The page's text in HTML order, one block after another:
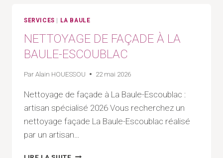
SERVICES LA BAULE
NETTOYAGE DE FAÇADE À LA
BAULE-ESCOUBLAC
ParAlain HOUESSOU 22 mai 2026
Nettoyage de façade à La Baule-Escoublac :
artisan spécialisé 2026 Vous recherchez un
nettoyage façade La Baule-Escoublac réalisé
par un artisan…
NETTOYAGE